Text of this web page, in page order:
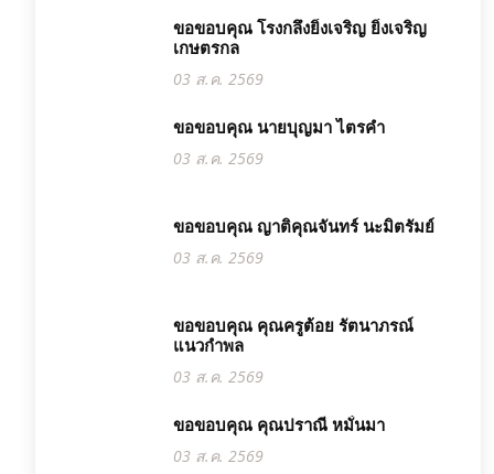
ขอขอบคุณ โรงกลึงยิ่งเจริญ ยิ่งเจริญ
เกษตรกล
03 ส.ค. 2569
ขอขอบคุณ นายบุญมา ไตรคำ
03 ส.ค. 2569
ขอขอบคุณ ญาติคุณจันทร์ นะมิตรัมย์
03 ส.ค. 2569
ขอขอบคุณ คุณครูต้อย รัตนาภรณ์
แนวกำพล
03 ส.ค. 2569
ขอขอบคุณ คุณปราณี หมั่นมา
03 ส.ค. 2569